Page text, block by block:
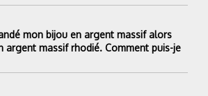
mon bijou en argent massif alors
argent massif rhodié. Comment puis-je